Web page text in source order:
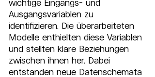
wichtige Eingangs- und
Ausgangsvariablen zu
identifizieren. Die überarbeiteten
Modelle enthielten diese Variablen
und stellten klare Beziehungen
zwischen ihnen her. Dabei
entstanden neue Datenschemata